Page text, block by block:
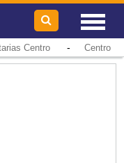
Centro- Centro